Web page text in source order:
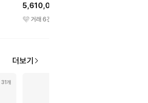
5,610,000원
거래 6건
더보기
31개